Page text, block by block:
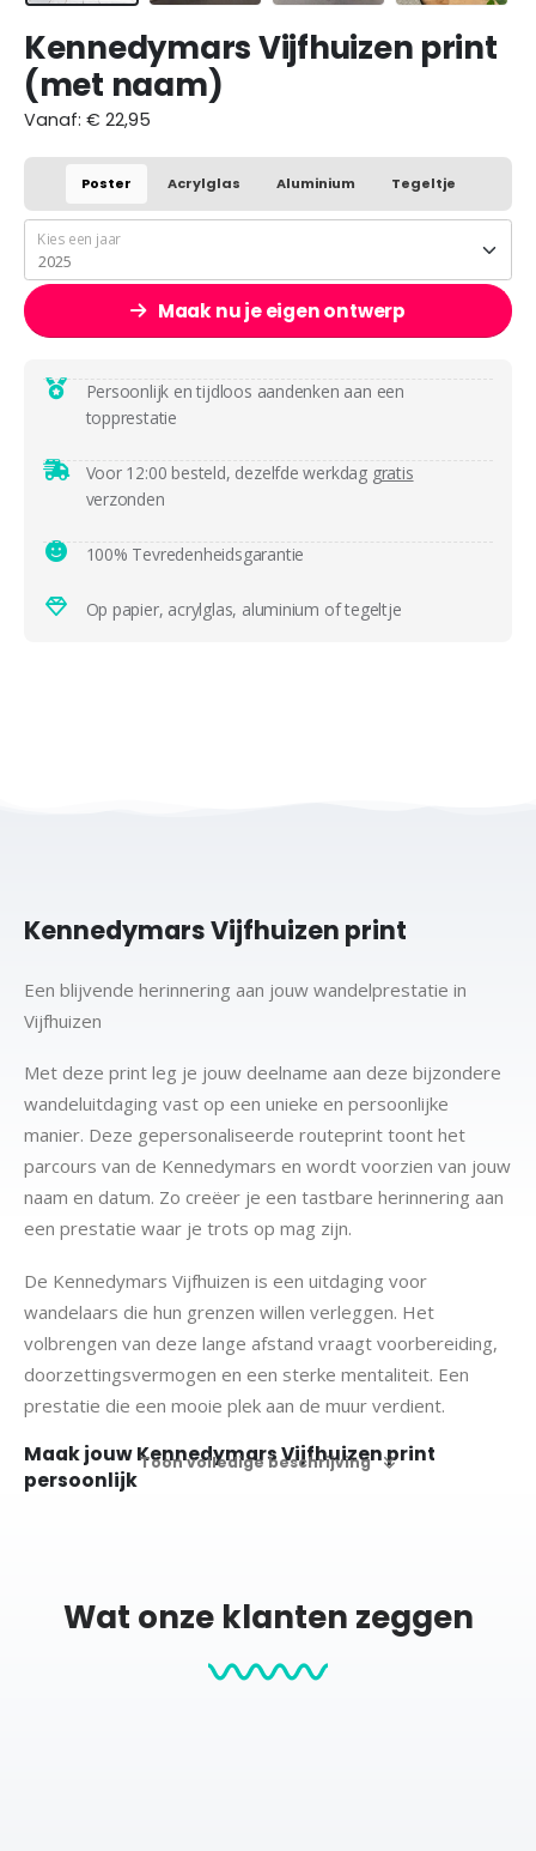
Kennedymars Vijfhuizen print
(met naam)
Vanaf: € 22,95
Poster Acrylglas Aluminium Tegeltje
Kies een jaar
Maak nu je eigen ontwerp
Persoonlijk en tijdloos aandenken aan een
topprestatie
Voor 12:00 besteld, dezelfde werkdag gratis
verzonden
100% Tevredenheidsgarantie
Op papier, acrylglas, aluminium of tegeltje
Kennedymars Vijfhuizen print
Een blijvende herinnering aan jouw wandelprestatie in
Vijfhuizen
Met deze print leg je jouw deelname aan deze bijzondere
wandeluitdaging vast op een unieke en persoonlijke
manier. Deze gepersonaliseerde routeprint toont het
parcours van de Kennedymars en wordt voorzien van jouw
naam en datum. Zo creëer je een tastbare herinnering aan
een prestatie waar je trots op mag zijn.
De Kennedymars Vijfhuizen is een uitdaging voor
wandelaars die hun grenzen willen verleggen. Het
volbrengen van deze lange afstand vraagt voorbereiding,
doorzettingsvermogen en een sterke mentaliteit. Een
prestatie die een mooie plek aan de muur verdient.
Maak jouw Kennedymars Vijfhuizen print
persoonlijk
Jouw naam
Jouw wandeldatum
Het jaar van deelname
De route van de Kennedymars Vijfhuizen
Toon volledige beschrijving
Wat onze klanten zeggen